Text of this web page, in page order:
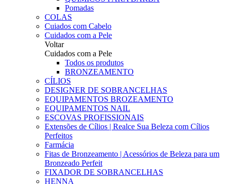
Pomadas
COLAS
Cuiados com Cabelo
Cuidados com a Pele
Voltar
Cuidados com a Pele
Todos os produtos
BRONZEAMENTO
CÍLIOS
DESIGNER DE SOBRANCELHAS
EQUIPAMENTOS BROZEAMENTO
EQUIPAMENTOS NAIL
ESCOVAS PROFISSIONAIS
Extensões de Cílios | Realce Sua Beleza com Cílios
Perfeitos
Farmácia
Fitas de Bronzeamento | Acessórios de Beleza para um
Bronzeado Perfeit
FIXADOR DE SOBRANCELHAS
HENNA